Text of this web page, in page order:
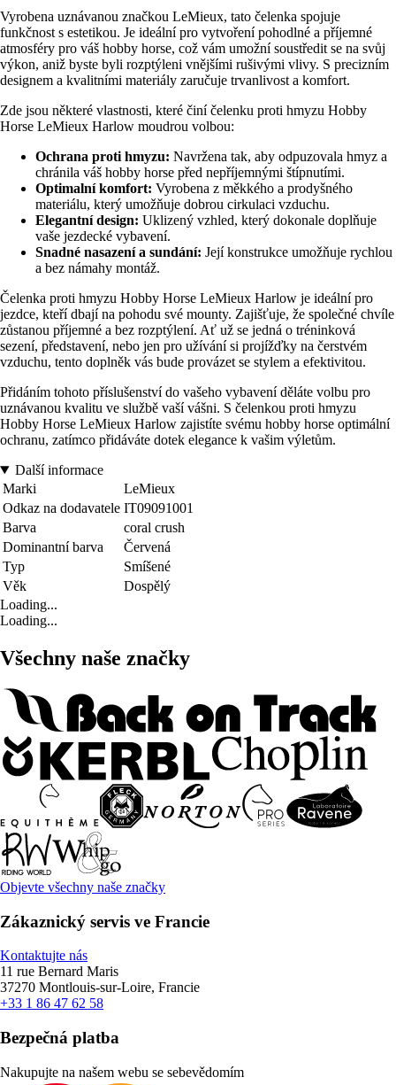
Vyrobena uznávanou značkou LeMieux, tato čelenka spojuje
funkčnost s estetikou. Je ideální pro vytvoření pohodlné a příjemné
atmosféry pro váš hobby horse, což vám umožní soustředit se na svůj
výkon, aniž byste byli rozptýleni vnějšími rušivými vlivy. S precizním
designem a kvalitními materiály zaručuje trvanlivost a komfort.
Zde jsou některé vlastnosti, které činí čelenku proti hmyzu Hobby
Horse LeMieux Harlow moudrou volbou:
Ochrana proti hmyzu: Navržena tak, aby odpuzovala hmyz a
chránila váš hobby horse před nepříjemnými štípnutími.
Optimalní komfort: Vyrobena z měkkého a prodyšného
materiálu, který umožňuje dobrou cirkulaci vzduchu.
Elegantní design: Uklizený vzhled, který dokonale doplňuje
vaše jezdecké vybavení.
Snadné nasazení a sundání: Její konstrukce umožňuje rychlou
a bez námahy montáž.
Čelenka proti hmyzu Hobby Horse LeMieux Harlow je ideální pro
jezdce, kteří dbají na pohodu své mounty. Zajišťuje, že společné chvíle
zůstanou příjemné a bez rozptýlení. Ať už se jedná o tréninková
sezení, představení, nebo jen pro užívání si projížďky na čerstvém
vzduchu, tento doplněk vás bude provázet se stylem a efektivitou.
Přidáním tohoto příslušenství do vašeho vybavení děláte volbu pro
uznávanou kvalitu ve službě vaší vášni. S čelenkou proti hmyzu
Hobby Horse LeMieux Harlow zajistíte svému hobby horse optimální
ochranu, zatímco přidáváte dotek elegance k vašim výletům.
Další informace
Marki
LeMieux
Odkaz na dodavatele IT09091001
Barva
coral crush
Dominantní barva
Červená
Typ
Smíšené
Věk
Dospělý
Loading...
Loading...
Všechny naše značky
Objevte všechny naše značky
Zákaznický servis ve Francie
Kontaktujte nás
11 rue Bernard Maris
37270 Montlouis-sur-Loire, Francie
+33 1 86 47 62 58
Bezpečná platba
Nakupujte na našem webu se sebevědomím